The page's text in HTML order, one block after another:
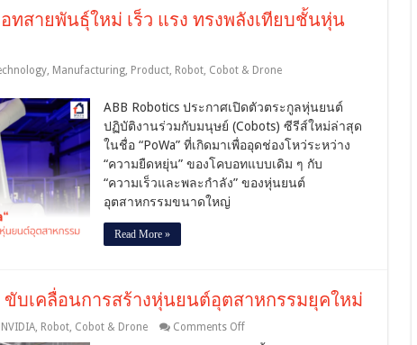
สั่ง
ออฟฟิศ
เลย
อทสายพันธุ์ใหม่ เร็ว แรง ทรงพลังเทียบชั้นหุ่น
, Manufacturing, Product, Robot, Cobot & Drone
ABB Robotics ประกาศเปิดตัวตระกูลหุ่นยนต์
ปฏิบัติงานร่วมกับมนุษย์ (Cobots) ซีรีส์ใหม่ล่าสุด
ในชื่อ “PoWa” ที่เกิดมาเพื่ออุดช่องโหว่ระหว่าง
“ความยืดหยุ่น” ของโคบอทแบบเดิม ๆ กับ
“ความเร็วและพละกำลัง” ของหุ่นยนต์
อุตสาหกรรมขนาดใหญ่
Read More »
ขับเคลื่อนการสร้างหุ่นยนต์อุตสาหกรรมยุคใหม่
NVIDIA, Robot, Cobot & Drone Comments Offon